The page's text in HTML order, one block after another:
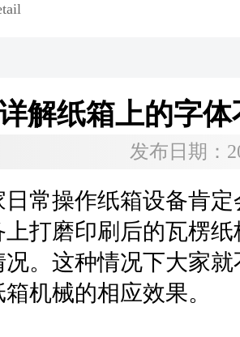
解纸箱上的字
发布日期：
日常操作纸箱设备肯
设备上打磨印刷后的瓦楞
。这种情况下大家
机械的相应效果。